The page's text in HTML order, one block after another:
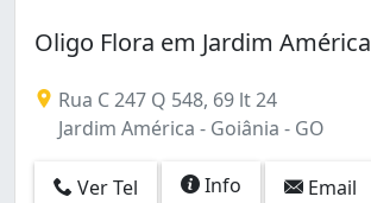
Oligo Flora em Jardim América
Rua C 247 Q 548, 69 lt 24
Jardim América - Goiânia - GO
Ver Tel Info Email